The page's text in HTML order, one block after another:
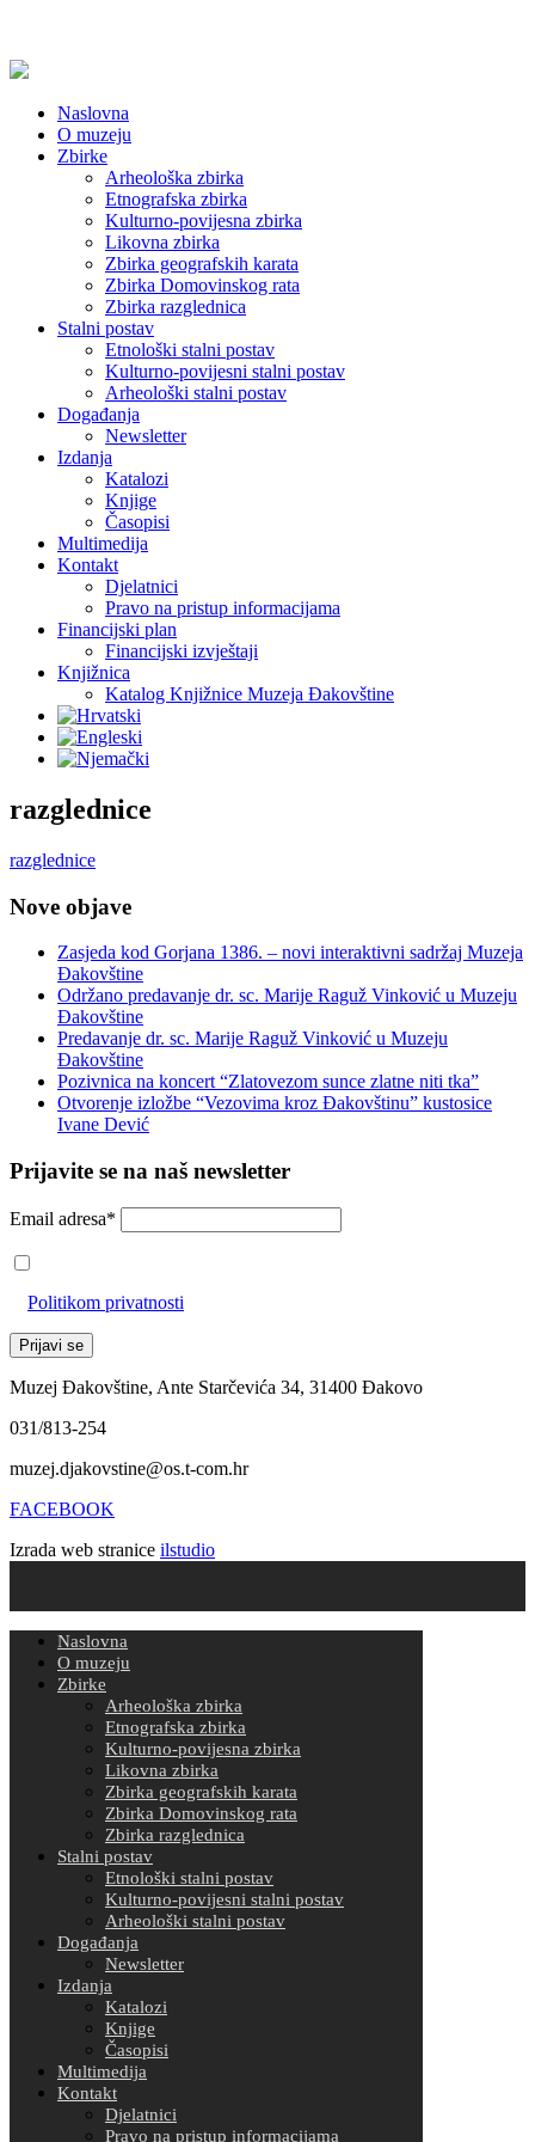
Naslovna
O muzeju
Zbirke
Arheološka zbirka
Etnografska zbirka
Kulturno-povijesna zbirka
Likovna zbirka
Zbirka geografskih karata
Zbirka Domovinskog rata
Zbirka razglednica
Stalni postav
Etnološki stalni postav
Kulturno-povijesni stalni postav
Arheološki stalni postav
Događanja
Newsletter
Izdanja
Katalozi
Knjige
Časopisi
Multimedija
Kontakt
Djelatnici
Pravo na pristup informacijama
Financijski plan
Financijski izvještaji
Knjižnica
Katalog Knjižnice Muzeja Đakovštine
razglednice
razglednice
Nove objave
Zasjeda kod Gorjana 1386. – novi interaktivni sadržaj Muzeja
Đakovštine
Održano predavanje dr. sc. Marije Raguž Vinković u Muzeju
Đakovštine
Predavanje dr. sc. Marije Raguž Vinković u Muzeju
Đakovštine
Pozivnica na koncert “Zlatovezom sunce zlatne niti tka”
Otvorenje izložbe “Vezovima kroz Đakovštinu” kustosice
Ivane Dević
Prijavite se na naš newsletter
Email adresa*
Politikom privatnosti
Muzej Đakovštine, Ante Starčevića 34, 31400 Đakovo
031/813-254
muzej.djakovstine@os.t-com.hr
FACEBOOK
Izrada web stranice ilstudio
Naslovna
O muzeju
Zbirke
Arheološka zbirka
Etnografska zbirka
Kulturno-povijesna zbirka
Likovna zbirka
Zbirka geografskih karata
Zbirka Domovinskog rata
Zbirka razglednica
Stalni postav
Etnološki stalni postav
Kulturno-povijesni stalni postav
Arheološki stalni postav
Događanja
Newsletter
Izdanja
Katalozi
Knjige
Časopisi
Multimedija
Kontakt
Djelatnici
Pravo na pristup informacijama